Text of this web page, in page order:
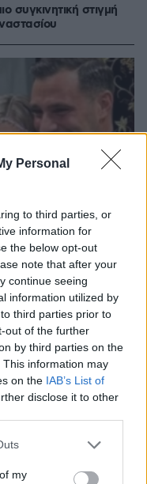
Personal
to third parties, or
information for
the below opt-out
note that after your
continue seeing
information utilized by
third parties prior to
out of the further
by third parties on the
This information may
on the IAB’s List of
disclose it to other
one or more Google
You may click to
my
συγκινητική στιγμή
Survivor, Ελένη